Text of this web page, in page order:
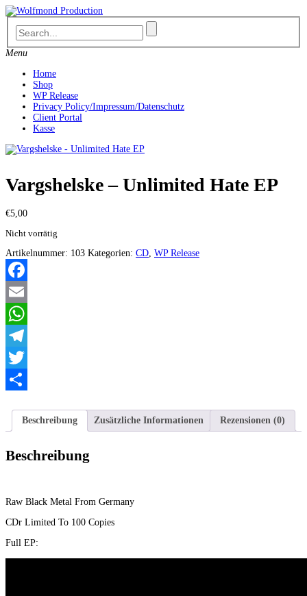
Skip
to
content
Menu
Home
Shop
WP Release
Privacy Policy/Impressum/Datenschutz
Client Portal
Kasse
Vargshelske – Unlimited Hate EP
€5,00
Nicht vorrätig
Artikelnummer: 103 Kategorien: CD, WP Release
Facebook
Email
WhatsApp
Telegram
Twitter
Beschreibung
Zusätzliche Informationen Rezensionen (0)
Beschreibung
Raw Black Metal From Germany
CDr Limited To 100 Copies
Full EP: